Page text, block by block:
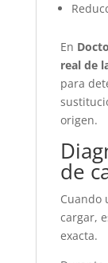
En
real de
para
origen.
de
Cuando
cargar,
exacta.